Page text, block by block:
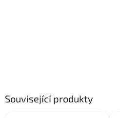
Související produkty